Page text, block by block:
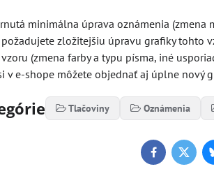
minimálna úprava oznámenia (zmena
požadujete zložitejšiu úpravu grafiky tohto
(zmena farby a typu písma, iné
v e-shope môžete objednať aj úplne nový
Tlačoviny Oznámenia
Facebook